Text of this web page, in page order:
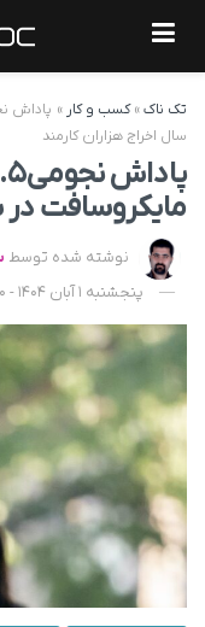
تک ناک»کسب و کار »
سال اخراج هزاران کارمند
مایکروسافت در
نوشته شده توسط
پنجشنبه 1 آبان 1404 - 10:30